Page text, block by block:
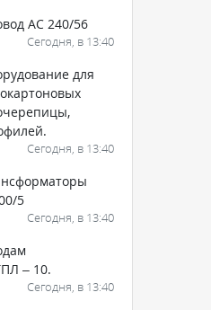
АС 240/56
Сегодня, в 13:40
для
Сегодня, в 13:40
5
Сегодня, в 13:40
– 10.
Сегодня, в 13:40